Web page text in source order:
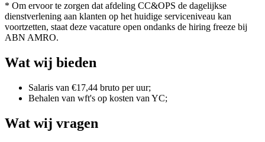
* Om ervoor te zorgen dat afdeling CC&OPS de dagelijkse
dienstverlening aan klanten op het huidige serviceniveau kan
voortzetten, staat deze vacature open ondanks de hiring freeze bij
ABN AMRO.
Wat wij bieden
Salaris van €17,44 bruto per uur;
Behalen van wft's op kosten van YC;
Wat wij vragen